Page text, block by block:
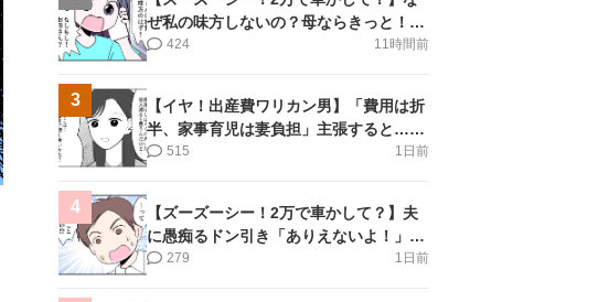
ぜ私の味方しないの？母ならきっと！＜
第17話＞#4コマ母道場
11時間前
424
3
【イヤ！出産費ワリカン男】「費用は折
半、家事育児は妻負担」主張すると…＜
第11話＞#4コマ母道場
1日前
515
4
【ズーズーシー！2万で車かして？】夫
に愚痴るドン引き「ありえないよ！」＜
第16話＞#4コマ母道場
1日前
279